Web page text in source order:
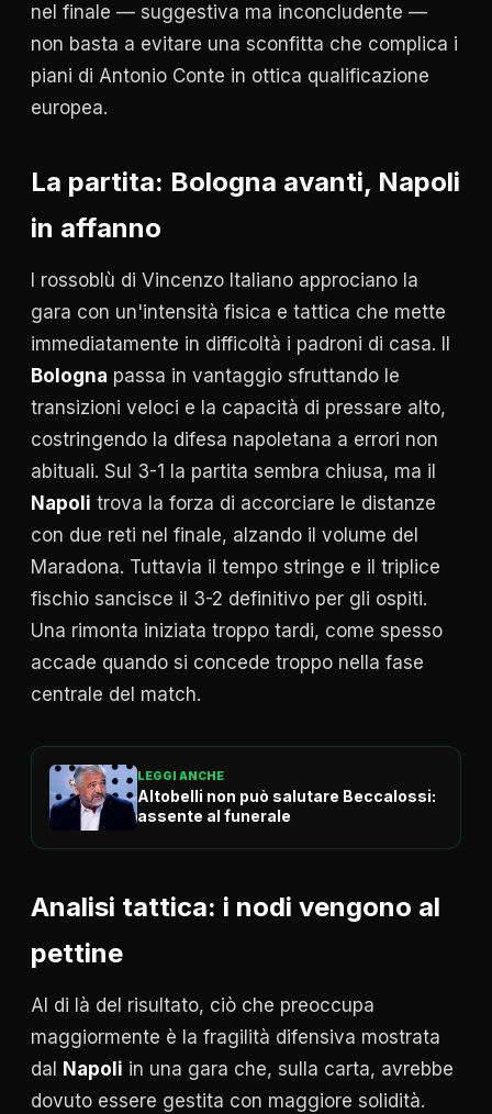
nel finale — suggestiva ma inconcludente —
non basta a evitare una sconfitta che complica i
piani di Antonio Conte in ottica qualificazione
europea.
La partita: Bologna avanti, Napoli
in affanno
I rossoblù di Vincenzo Italiano approciano la
gara con un'intensità fisica e tattica che mette
immediatamente in difficoltà i padroni di casa. Il
Bologna passa in vantaggio sfruttando le
transizioni veloci e la capacità di pressare alto,
costringendo la difesa napoletana a errori non
abituali. Sul 3-1 la partita sembra chiusa, ma il
Napoli trova la forza di accorciare le distanze
con due reti nel finale, alzando il volume del
Maradona. Tuttavia il tempo stringe e il triplice
fischio sancisce il 3-2 definitivo per gli ospiti.
Una rimonta iniziata troppo tardi, come spesso
accade quando si concede troppo nella fase
centrale del match.
LEGGI ANCHE
Altobelli non può salutare Beccalossi:
assente al funerale
Analisi tattica: i nodi vengono al
pettine
Al di là del risultato, ciò che preoccupa
maggiormente è la fragilità difensiva mostrata
dal
Napoli in una gara che, sulla carta, avrebbe
dovuto essere gestita con maggiore solidità.